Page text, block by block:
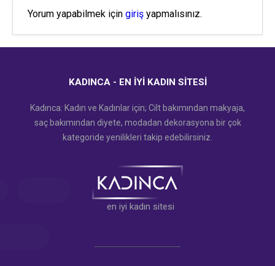
Yorum yapabilmek için giriş yapmalısınız.
KADINCA - EN İYI KADIN SITESI
Kadınca: Kadın ve Kadınlar için; Cilt bakımından makyaja,
saç bakımından diyete, modadan dekorasyona bir çok
kategoride yenilikleri takip edebilirsiniz.
en iyi kadın sitesi